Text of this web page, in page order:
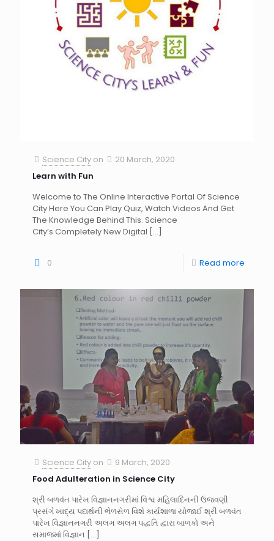
Science City on
20 March, 2020
Learn with Fun
Welcome to The Online Interactive Portal Of Science
City Here You Can Play Quiz, Watch Videos And Get
The Knowledge Behind This. Science
City’s Completely New Digital […]
0 Read more
Science City on
9 March, 2020
Food Adulteration in Science City
શ્રી બળવંત પારેખ વિજ્ઞાનનગરીમાં વિશ્વ મહિલાદિનની ઉજવણી
પ્રસંગે ખાદ્ય પદાર્થની ભેળસેળ વિશે કાર્યશાળા યોજાઈ શ્રી બળવંત
પારેખ વિજ્ઞાનનગરી અલગ અલગ પદ્ધતિ દ્વારા બાળકો અને
સમાજમાં વિજ્ઞાન […]